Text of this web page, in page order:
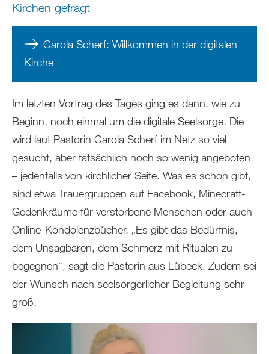
Kirchen gefragt
Carola Scherf: Willkommen in der digitalen
Kirche
Im letzten Vortrag des Tages ging es dann, wie zu
Beginn, noch einmal um die digitale Seelsorge. Die
wird laut Pastorin Carola Scherf im Netz so viel
gesucht, aber tatsächlich noch so wenig angeboten
– jedenfalls von kirchlicher Seite. Was es schon gibt,
sind etwa Trauergruppen auf Facebook, Minecraft-
Gedenkräume für verstorbene Menschen oder auch
Online-Kondolenzbücher. „Es gibt das Bedürfnis,
dem Unsagbaren, dem Schmerz mit Ritualen zu
begegnen“, sagt die Pastorin aus Lübeck. Zudem sei
der Wunsch nach seelsorgerlicher Begleitung sehr
groß.